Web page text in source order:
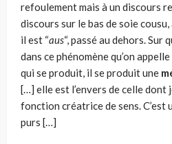
refoulement mais à un discours
discours sur le bas de soie
il est “aus“, passé au dehors. Sur
dans ce phénomène qu’on appelle
qui se pro­duit, il se produit une
[…] elle est l’envers de celle dont
fonction créatrice de sens. C’est
purs […]